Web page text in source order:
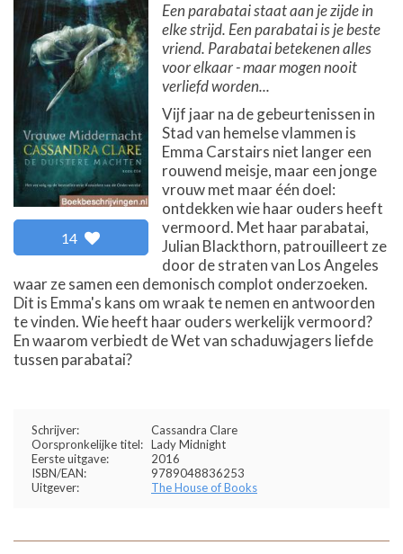
14
Een parabatai staat aan je zijde in
elke strijd. Een parabatai is je beste
vriend. Parabatai betekenen alles
voor elkaar - maar mogen nooit
verliefd worden...
Vijf jaar na de gebeurtenissen in
Stad van hemelse vlammen is
Emma Carstairs niet langer een
rouwend meisje, maar een jonge
vrouw met maar één doel:
ontdekken wie haar ouders heeft
vermoord. Met haar parabatai,
Julian Blackthorn, patrouilleert ze
door de straten van Los Angeles
waar ze samen een demonisch complot onderzoeken.
Dit is Emma's kans om wraak te nemen en antwoorden
te vinden. Wie heeft haar ouders werkelijk vermoord?
En waarom verbiedt de Wet van schaduwjagers liefde
tussen parabatai?
Schrijver:
Cassandra Clare
Oorspronkelijke titel: Lady Midnight
Eerste uitgave:
2016
ISBN/EAN:
9789048836253
Uitgever:
The House of Books